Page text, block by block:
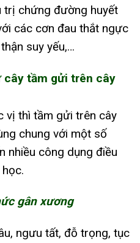
trị chứng đường huyết
các cơn đau thắt ngực
suy yếu,…
cây tầm gửi trên cây
vị thì tầm gửi trên cây
chung với một số
nhiều công dụng điều
gân xương
ngưu tất, đỗ trọng, tục